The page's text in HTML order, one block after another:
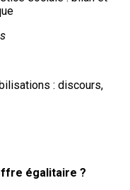
: discours,
égalitaire ?